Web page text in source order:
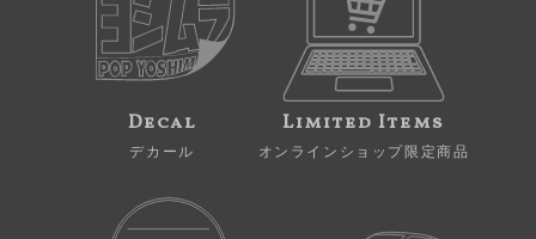
Decal
デカール
Limited Items
オンラインショップ限定商品